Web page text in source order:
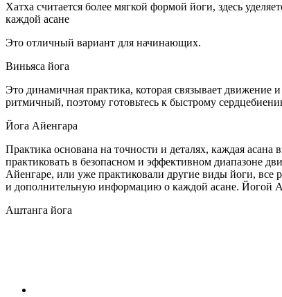
Хатха считается более мягкой формой йоги, здесь
каждой асане
Это отличный вариант для начинающих.
Виньяса йога
Это динамичная практика, которая связывает движение
ритмичный, поэтому готовьтесь к быстрому
Йога Айенгара
Практика основана на точности и деталях, каждая
практиковать в безопасном и эффективном диапазоне
Айенгаре, или уже практиковали другие виды йоги, все
и дополнительную информацию о каждой асане. Йогой
Аштанга йога